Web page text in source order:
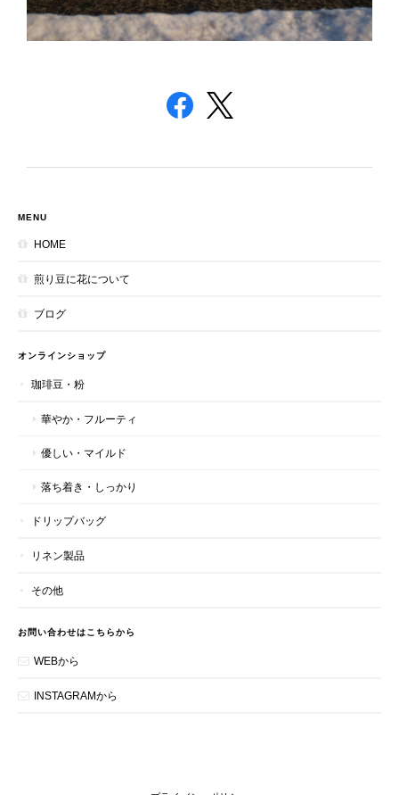
MENU
HOME
煎り豆に花について
ブログ
オンラインショップ
珈琲豆・粉
華やか・フルーティ
優しい・マイルド
落ち着き・しっかり
ドリップバッグ
リネン製品
その他
お問い合わせはこちらから
WEBから
INSTAGRAMから